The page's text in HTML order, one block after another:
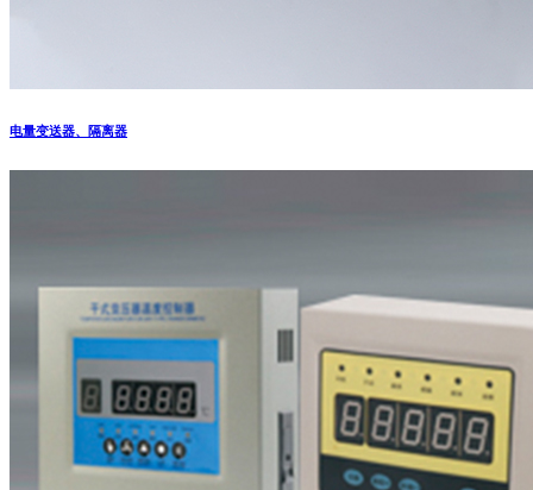
电量变送器、隔离器